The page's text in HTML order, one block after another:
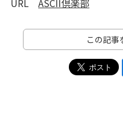
URL ASCII倶楽部
この記事